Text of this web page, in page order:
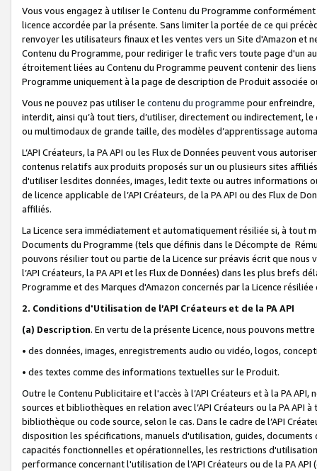
Vous vous engagez à utiliser le Contenu du Programme
licence accordée par la présente. Sans limiter la portée de ce qui
renvoyer les utilisateurs finaux et les ventes vers un Site d'Amazon et
Contenu du Programme, pour rediriger le trafic vers toute page d'un
étroitement liées au Contenu du Programme peuvent contenir des
Programme uniquement à la page de description de Produit associée
Vous ne pouvez pas utiliser le contenu du programme pour
interdit, ainsi qu’à tout tiers, d’utiliser, directement ou indirectement,
ou multimodaux de grande taille, des modèles d’apprentissage
L’API Créateurs, la PA API ou les Flux de Données peuvent vous
contenus relatifs aux produits proposés sur un ou plusieurs sites
d'utiliser lesdites données, images, ledit texte ou autres informations
de licence applicable de l’API Créateurs, de la PA API ou des Flux de
affiliés.
La Licence sera immédiatement et automatiquement résiliée si, à
Documents du Programme (tels que définis dans le Décompte de
pouvons résilier tout ou partie de la Licence sur préavis écrit que
l’API Créateurs, la PA API et les Flux de Données) dans les plus
Programme et des Marques d'Amazon concernés par la Licence
2. Conditions d'Utilisation de l’API Créateurs et de la PA API
(a) Description. En vertu de la présente Licence, nous pouvons
• des données, images, enregistrements audio ou vidéo, logos,
• des textes comme des informations textuelles sur le Produit.
Outre le Contenu Publicitaire et l'accès à l’API Créateurs et à la PA
sources et bibliothèques en relation avec l’API Créateurs ou la PA
bibliothèque ou code source, selon le cas. Dans le cadre de l’API
disposition les spécifications, manuels d'utilisation, guides,
capacités fonctionnelles et opérationnelles, les restrictions
performance concernant l'utilisation de l’API Créateurs ou de la PA